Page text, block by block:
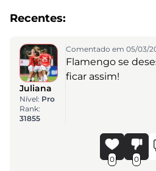
Recentes:
Juliana
Nível: Pro
Rank:
31855
Comentado em 05/03/
Flamengo se
ficar assim!
0 0